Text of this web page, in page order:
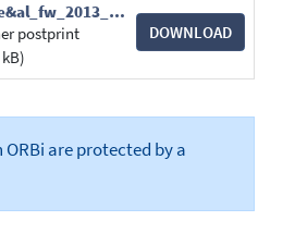
lejeune&al_fw_2013_125_27-35.pdf
postprint
DOWNLOAD
are protected by a